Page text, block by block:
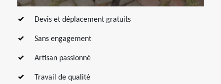
Devis et déplacement gratuits
Sans engagement
Artisan passionné
Travail de qualité